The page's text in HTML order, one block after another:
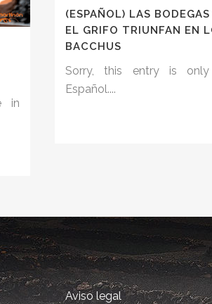
in
(ESPAÑOL) LAS
EL GRIFO TRIUNFAN EN
BACCHUS
Sorry, this entry is
Español....
Aviso legal